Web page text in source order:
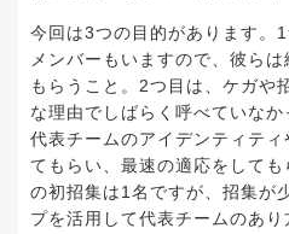
今回は3つの目的があります。
メンバーもいますので、彼ら
もらうこと。2つ目は、ケガや
な理由でしばらく呼べていな
代表チームのアイデンティテ
てもらい、最速の適応をして
の初招集は1名ですが、招集が
プを活用して代表チームのあ